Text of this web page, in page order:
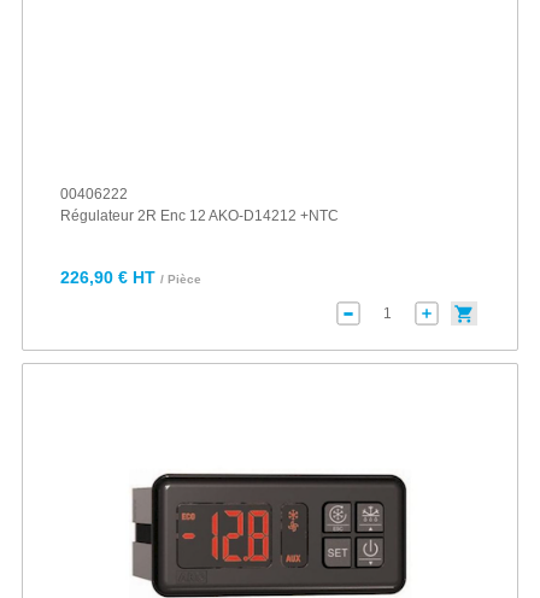
00406222
Régulateur 2R Enc 12 AKO-D14212 +NTC
226,90 € HT / Pièce